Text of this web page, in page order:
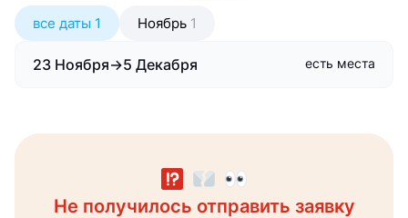
все даты 1 Ноябрь 1
23 Ноября→5 Декабря есть места
Получите консультацию
Заявка направлена менеджеру
Не получилось отправить заявку